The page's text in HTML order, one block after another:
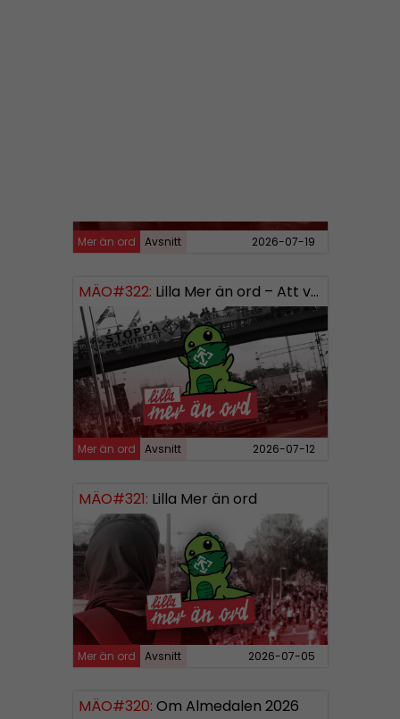
Mer än ord Avsnitt 2026-07-19
MÄO#322: Lilla Mer än ord – Att vara organiserad
Mer än ord Avsnitt 2026-07-12
MÄO#321: Lilla Mer än ord
Mer än ord Avsnitt 2026-07-05
MÄO#320: Om Almedalen 2026